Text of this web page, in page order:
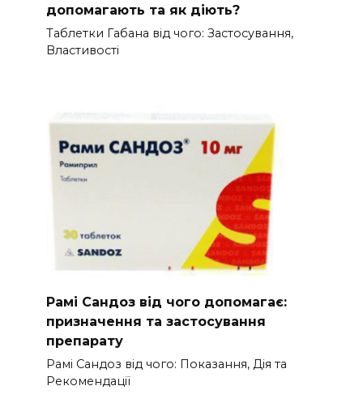
допомагають та як діють?
Таблетки Габана від чого: Застосування,
Властивості
Рамі Сандоз від чого допомагає:
призначення та застосування
препарату
Рамі Сандоз від чого: Показання, Дія та
Рекомендації